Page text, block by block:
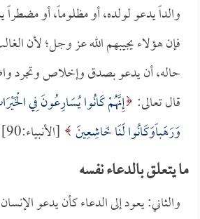
والداً يدعو لولده، أو مظلوماً، أو مضطراً
فإن هؤلاء يجيبهم الله عز وجل؛ لأن
حاله، أن يدعو بصدق وإخلاص وتجرد
قال تعالى: إِنَّهُمْ كَانُوا يُسَارِعُونَ فِي
وَرَهَباًوَكَانُوا لَنَا خَاشِعِينَ [الأنبياء:90]
ما يتعلق بالدعاء نفسه
والثاني: يعود إلى الدعاء كأن يدعو